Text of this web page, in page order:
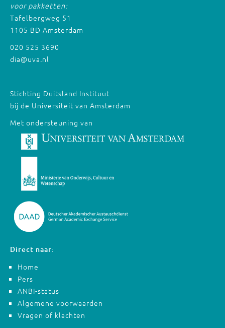
voor pakketten:
Tafelbergweg 51
1105 BD Amsterdam
020 525 3690
dia@uva.nl
Stichting Duitsland Instituut
bij de Universiteit van Amsterdam
Met ondersteuning van
Direct naar:
Home
Pers
ANBI-status
Algemene voorwaarden
Vragen of klachten